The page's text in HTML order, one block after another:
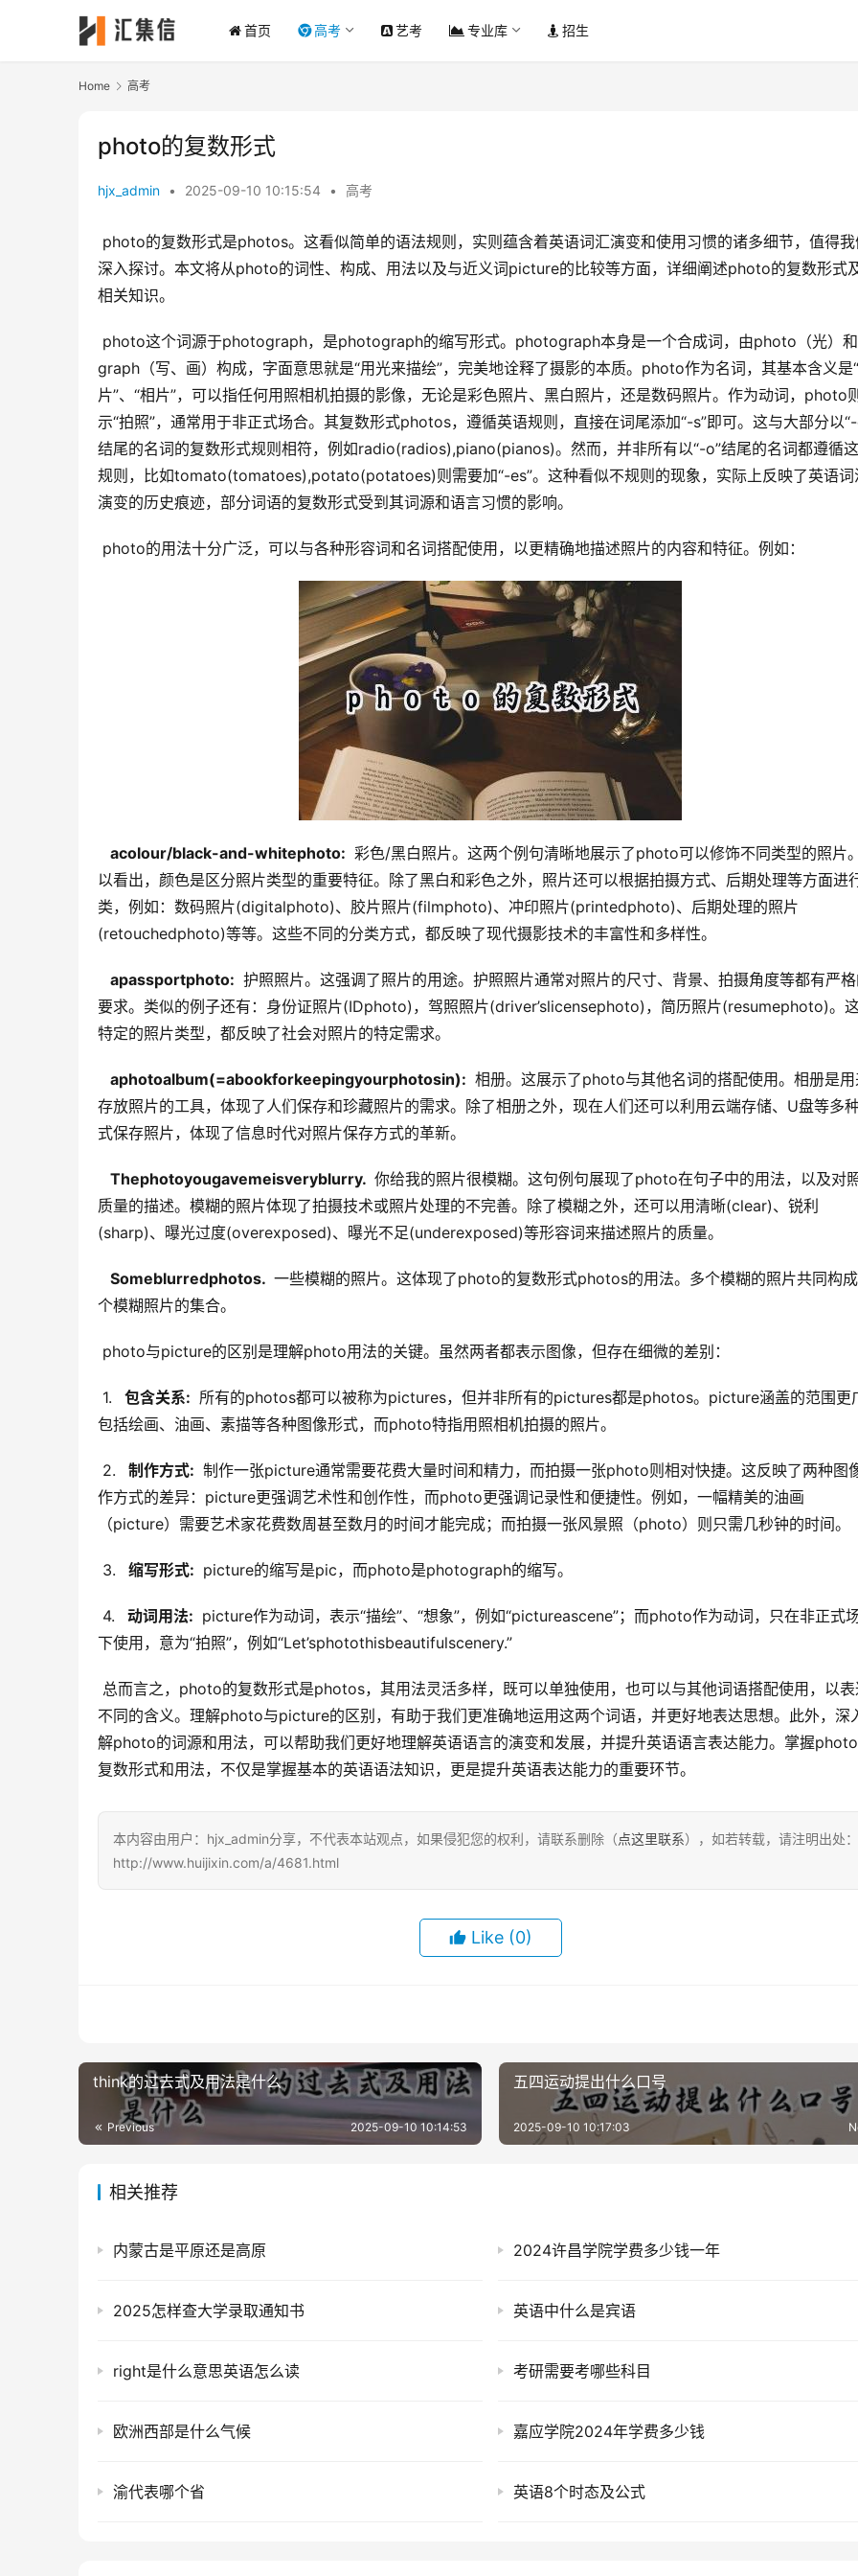
首页 高考 艺考 专业库 招生
Home 高考
photo的复数形式
hjx_admin • 2025-09-10 10:15:54 • 高考
深入探讨。本文将从photo的词性、构成、用法以及与近义词picture的比较等方面，详细阐述photo的复数形式
相关知识。
graph（写、画）构成，字面意思就是“用光来描绘”，完美地诠释了摄影的本质。photo作为名词，其基本含义是
片”、“相片”，可以指任何用照相机拍摄的影像，无论是彩色照片、黑白照片，还是数码照片。作为动词，photo
示“拍照”，通常用于非正式场合。其复数形式photos，遵循英语规则，直接在词尾添加“-s”即可。这与大部分以
结尾的名词的复数形式规则相符，例如radio(radios),piano(pianos)。然而，并非所有以“-o”结尾的名词都遵循
规则，比如tomato(tomatoes),potato(potatoes)则需要加“-es”。这种看似不规则的现象，实际上反映了英语词
演变的历史痕迹，部分词语的复数形式受到其词源和语言习惯的影响。
photo的用法十分广泛，可以与各种形容词和名词搭配使用，以更精确地描述照片的内容和特征。例如：
  acolour/black-and-whitephoto:
彩色/黑白照片。这两个例句清晰地展示了photo可以修饰不同类型的照片
以看出，颜色是区分照片类型的重要特征。除了黑白和彩色之外，照片还可以根据拍摄方式、后期处理等方面进
类，例如：数码照片(digitalphoto)、胶片照片(filmphoto)、冲印照片(printedphoto)、后期处理的照片
(retouchedphoto)等等。这些不同的分类方式，都反映了现代摄影技术的丰富性和多样性。
  apassportphoto:
护照照片。这强调了照片的用途。护照照片通常对照片的尺寸、背景、拍摄角度等都有严
要求。类似的例子还有：身份证照片(IDphoto)，驾照照片(driver’slicensephoto)，简历照片(resumephoto)。
特定的照片类型，都反映了社会对照片的特定需求。
  aphotoalbum(=abookforkeepingyourphotosin):
相册。这展示了photo与其他名词的搭配使用。相册是
存放照片的工具，体现了人们保存和珍藏照片的需求。除了相册之外，现在人们还可以利用云端存储、U盘等多
式保存照片，体现了信息时代对照片保存方式的革新。
  Thephotoyougavemeisveryblurry.
你给我的照片很模糊。这句例句展现了photo在句子中的用法，以及对
质量的描述。模糊的照片体现了拍摄技术或照片处理的不完善。除了模糊之外，还可以用清晰(clear)、锐利
(sharp)、曝光过度(overexposed)、曝光不足(underexposed)等形容词来描述照片的质量。
  Someblurredphotos.
一些模糊的照片。这体现了photo的复数形式photos的用法。多个模糊的照片共同构
个模糊照片的集合。
photo与picture的区别是理解photo用法的关键。虽然两者都表示图像，但存在细微的差别：
1.
  包含关系:
所有的photos都可以被称为pictures，但并非所有的pictures都是photos。picture涵盖的范围更
包括绘画、油画、素描等各种图像形式，而photo特指用照相机拍摄的照片。
2.
  制作方式:
制作一张picture通常需要花费大量时间和精力，而拍摄一张photo则相对快捷。这反映了两种图
作方式的差异：picture更强调艺术性和创作性，而photo更强调记录性和便捷性。例如，一幅精美的油画
（picture）需要艺术家花费数周甚至数月的时间才能完成；而拍摄一张风景照（photo）则只需几秒钟的时间。
3.
  缩写形式:
picture的缩写是pic，而photo是photograph的缩写。
4.
  动词用法:
picture作为动词，表示“描绘”、“想象”，例如“pictureascene”；而photo作为动词，只在非正式
下使用，意为“拍照”，例如“Let’sphotothisbeautifulscenery.”
不同的含义。理解photo与picture的区别，有助于我们更准确地运用这两个词语，并更好地表达思想。此外，深
解photo的词源和用法，可以帮助我们更好地理解英语语言的演变和发展，并提升英语语言表达能力。掌握
复数形式和用法，不仅是掌握基本的英语语法知识，更是提升英语表达能力的重要环节。
本内容由用户：hjx_admin分享，不代表本站观点，如果侵犯您的权利，请联系删除（点这里联系），如若转载，请注明出处：
http://www.huijixin.com/a/4681.html
Like (0)
think的过去式及用法是什么
Previous 2025-09-10 10:14:53
五四运动提出什么口号
2025-09-10 10:17:03
相关推荐
内蒙古是平原还是高原 2024许昌学院学费多少钱一年
2025怎样查大学录取通知书 英语中什么是宾语
right是什么意思英语怎么读 考研需要考哪些科目
欧洲西部是什么气候 嘉应学院2024年学费多少钱
渝代表哪个省 英语8个时态及公式